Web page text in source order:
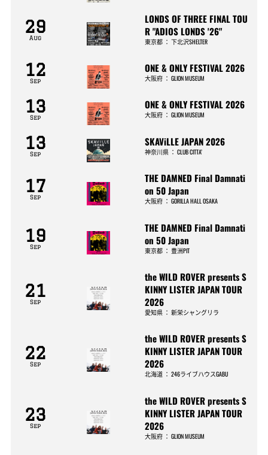
29
Aug
LONDS OF THREE FINAL TOU
R "ADIOS LONDS '26"
東京都 ：下北沢SHELTER
12
Sep
ONE & ONLY FESTIVAL 2026
大阪府 ：GLION MUSEUM
13
Sep
ONE & ONLY FESTIVAL 2026
大阪府 ：GLION MUSEUM
13
Sep
SKAViLLE JAPAN 2026
神奈川県 ：CLUB CITTA’
17
Sep
THE DAMNED Final Damnati
on 50 Japan
大阪府 ：GORILLA HALL OSAKA
19
Sep
THE DAMNED Final Damnati
on 50 Japan
東京都 ：豊洲PIT
21
Sep
the WILD ROVER presents S
KINNY LISTER JAPAN TOUR
2026
愛知県 ：新栄シャングリラ
22
Sep
the WILD ROVER presents S
KINNY LISTER JAPAN TOUR
2026
北海道 ：246ライブハウスGABU
23
Sep
the WILD ROVER presents S
KINNY LISTER JAPAN TOUR
2026
大阪府 ：GLION MUSEUM